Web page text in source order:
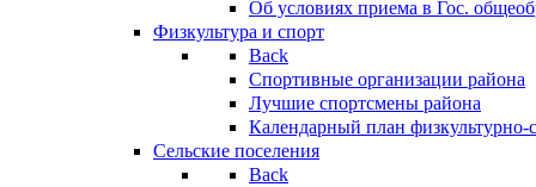
Об условиях приема в Гос.
Физкультура и спорт
Back
Спортивные организации района
Лучшие спортсмены района
Календарный план
Сельские поселения
Back